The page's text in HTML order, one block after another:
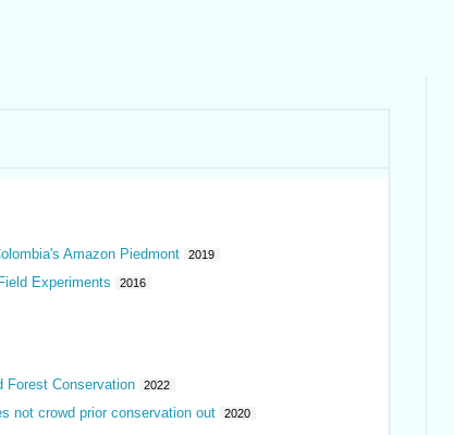
Amazon Piedmont 2019
Experiments 2016
Forest Conservation 2022
not crowd prior conservation out 2020